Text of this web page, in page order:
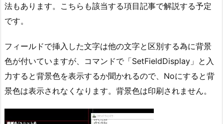
法もあります。こちらも該当する項目記事で解説する予定
です。
フィールドで挿入した文字は他の文字と区別する為に背景
色が付いていますが、コマンドで「SetFieldDisplay」と入
力すると背景色を表示するか聞かれるので、Noにすると背
景色は表示されなくなります。背景色は印刷されません。